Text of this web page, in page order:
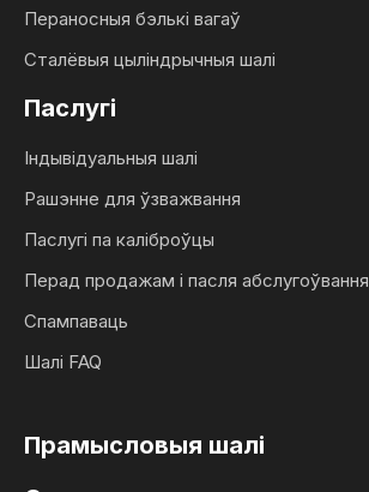
Пераносныя бэлькі вагаў
Сталёвыя цыліндрычныя шалі
Паслугі
Індывідуальныя шалі
Рашэнне для ўзважвання
Паслугі па каліброўцы
Перад продажам і пасля абслугоўвання
Спампаваць
Шалі FAQ
Прамысловыя шалі